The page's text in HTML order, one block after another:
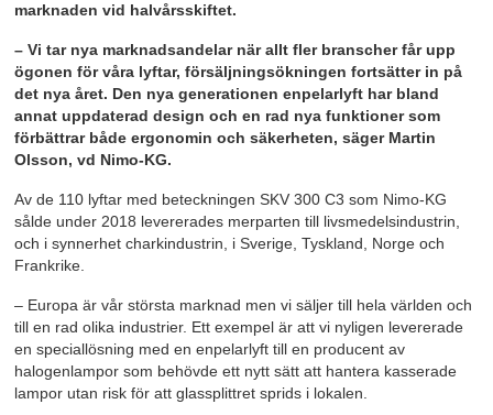
marknaden vid halvårsskiftet.
– Vi tar nya marknadsandelar när allt fler branscher får upp
ögonen för våra lyftar, försäljningsökningen fortsätter in på
det nya året. Den nya generationen enpelarlyft har bland
annat uppdaterad design och en rad nya funktioner som
förbättrar både ergonomin och säkerheten, säger Martin
Olsson, vd Nimo-KG.
Av de 110 lyftar med beteckningen SKV 300 C3 som Nimo-KG
sålde under 2018 levererades merparten till livsmedelsindustrin,
och i synnerhet charkindustrin, i Sverige, Tyskland, Norge och
Frankrike.
– Europa är vår största marknad men vi säljer till hela världen och
till en rad olika industrier. Ett exempel är att vi nyligen levererade
en speciallösning med en enpelarlyft till en producent av
halogenlampor som behövde ett nytt sätt att hantera kasserade
lampor utan risk för att glassplittret sprids i lokalen.